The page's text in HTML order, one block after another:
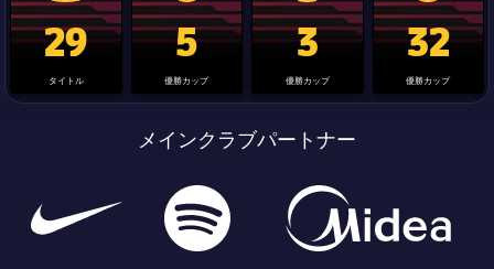
La Liga trophy
29
タイトル
Champions League trophy
5
優勝カップ
label.aria.clubworldcup
3
優勝カップ
国王杯
32
優勝カップ
メインクラブパートナー